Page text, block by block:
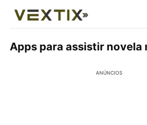
Apps para assistir novela
ANÚNCIOS